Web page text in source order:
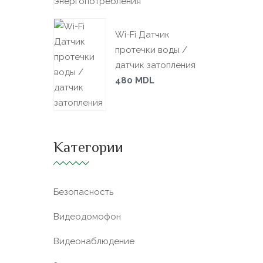
Wi-Fi Датчик
протечки воды /
датчик затопления
480 MDL
Категории
Безопасность
Видеодомофон
Видеонаблюдение